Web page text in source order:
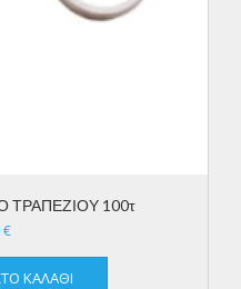
ΤΡΑΠΕΖΙΟΥ 100τ
€
ΚΑΛΆΘΙ